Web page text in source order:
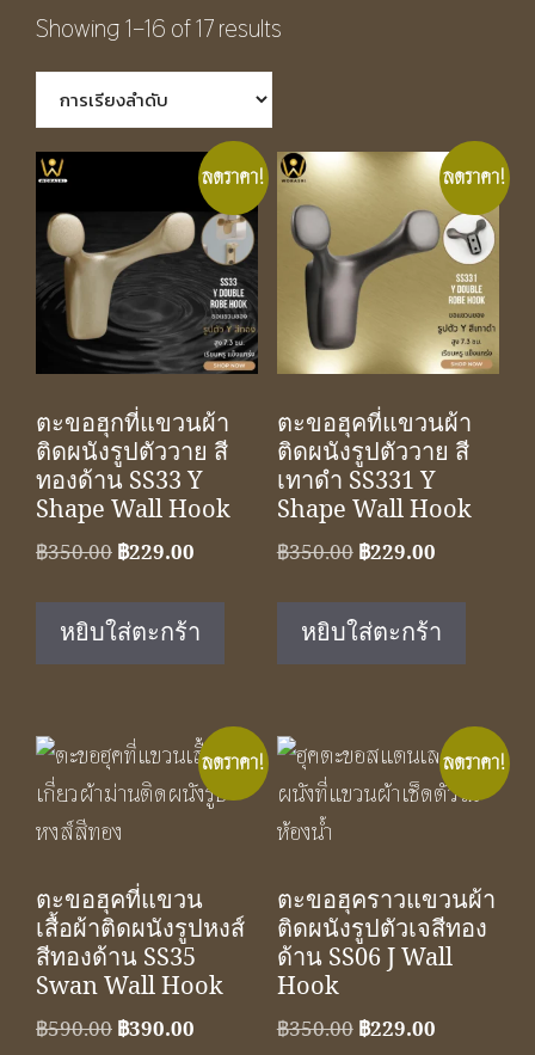
Showing 1–16 of 17 results
ลดราคา!
ตะขอฮุกที่แขวนผ้า
ติดผนังรูปตัววาย สี
ทองด้าน SS33 Y
Shape Wall Hook
฿350.00 Original
was:
฿350.00.
฿229.00
฿229.00.
หยิบใส่ตะกร้า
ลดราคา!
ตะขอฮุคที่แขวนผ้า
ติดผนังรูปตัววาย สี
เทาดำ SS331 Y
Shape Wall Hook
฿350.00 Original
was:
฿350.00.
฿229.00Current
฿229.00.
หยิบใส่ตะกร้า
ลดราคา!
ตะขอฮุคที่แขวน
เสื้อผ้าติดผนังรูปหงส์
สีทองด้าน SS35
Swan Wall Hook
฿590.00 Original
฿390.00
ลดราคา!
ตะขอฮุคราวแขวนผ้า
ติดผนังรูปตัวเจสีทอง
ด้าน SS06 J Wall
Hook
฿350.00 Original
฿229.00Current